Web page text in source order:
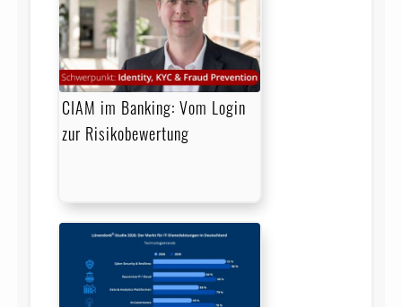
CIAM im Banking: Vom Login
zur Risikobewertung